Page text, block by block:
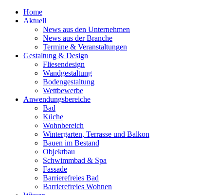
Home
Aktuell
News aus den Unternehmen
News aus der Branche
Termine & Veranstaltungen
Gestaltung & Design
Fliesendesign
Wandgestaltung
Bodengestaltung
Wettbewerbe
Anwendungsbereiche
Bad
Küche
Wohnbereich
Wintergarten, Terrasse und Balkon
Bauen im Bestand
Objektbau
Schwimmbad & Spa
Fassade
Barrierefreies Bad
Barrierefreies Wohnen